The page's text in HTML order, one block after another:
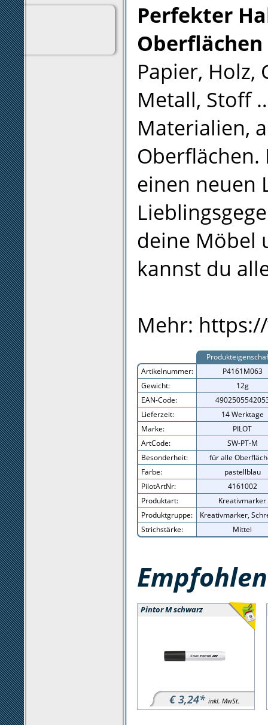
Perfekter
Oberflächen
Papier, Holz,
Metall, Stoff
Materialien,
einen neuen
deine Möbel
kannst du
Mehr:
Artikelnummer:
P4161M063
Gewicht:
12g
EAN-Code:
Lieferzeit:
14 Werktage
Marke:
PILOT
ArtCode:
SW-PT-M
Besonderheit:
für alle
Farbe:
pastellblau
PilotArtNr:
4161002
Produktart:
Kreativmarker
Produktgruppe:
Kreativmarker,
Strichstärke:
Mittel
Pintor M schwarz
€ 3,24* inkl. MwSt.